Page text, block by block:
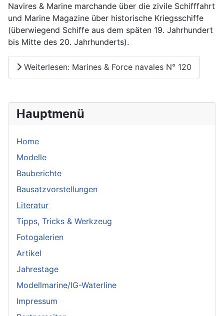
Hauptmenü
Home
Modelle
Bauberichte
Bausatzvorstellungen
Literatur
Tipps, Tricks & Werkzeug
Fotogalerien
Artikel
Jahrestage
Modellmarine/IG-Waterline
Impressum
Navires & Marine marchande über die zivile Schifffahrt
und Marine Magazine über historische Kriegsschiffe
(überwiegend Schiffe aus dem späten 19. Jahrhundert
bis Mitte des 20. Jahrhunderts).
Weiterlesen: Marines & Force navales N° 120